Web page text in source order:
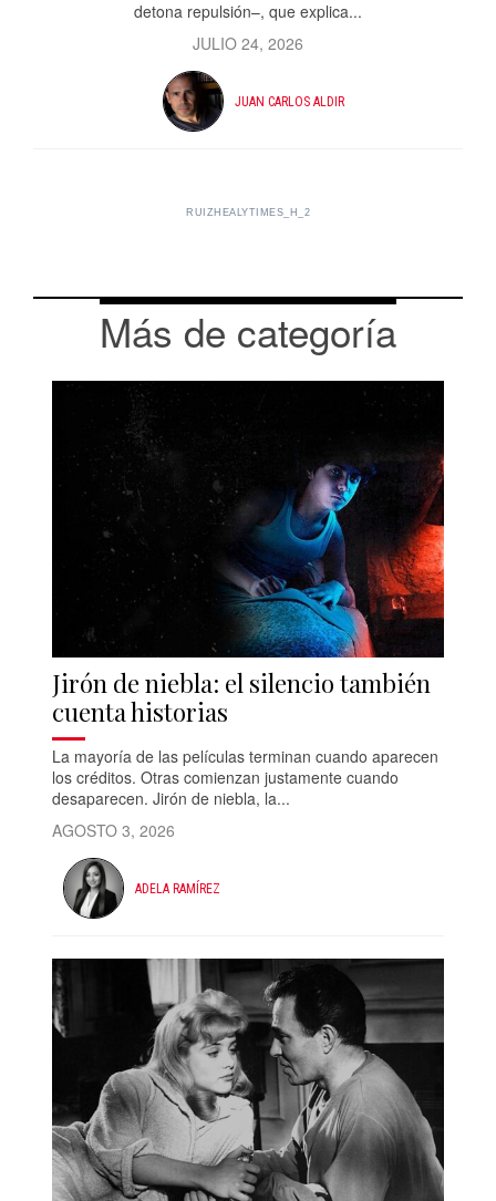
detona repulsión–, que explica...
JULIO 24, 2026
JUAN CARLOS ALDIR
RUIZHEALYTIMES_H_2
Más de categoría
Jirón de niebla: el silencio también
cuenta historias
La mayoría de las películas terminan cuando aparecen
los créditos. Otras comienzan justamente cuando
desaparecen. Jirón de niebla, la...
AGOSTO 3, 2026
ADELA RAMÍREZ